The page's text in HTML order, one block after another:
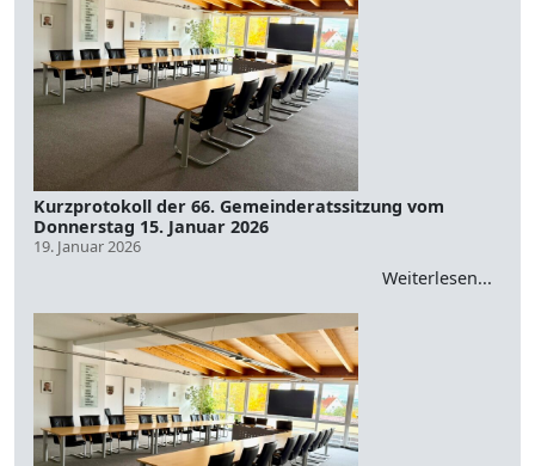
Kurzprotokoll der 66. Gemeinderatssitzung vom
Donnerstag 15. Januar 2026
19. Januar 2026
Weiterlesen...